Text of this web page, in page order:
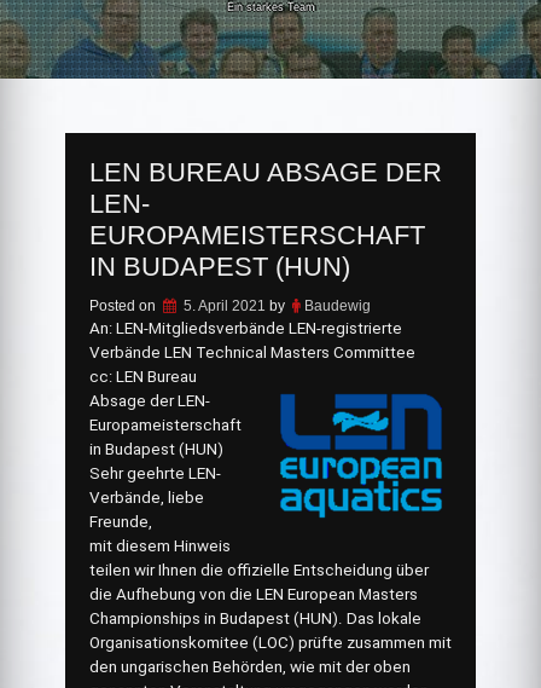
Ein starkes Team
LEN BUREAU ABSAGE DER
LEN-
EUROPAMEISTERSCHAFT
IN BUDAPEST (HUN)
Posted on 5. April 2021 by Baudewig
An: LEN-Mitgliedsverbände LEN-registrierte
Verbände LEN Technical Masters Committee
cc: LEN Bureau
Absage der LEN-
Europameisterschaft
in Budapest (HUN)
Sehr geehrte LEN-
Verbände, liebe
Freunde,
mit diesem Hinweis
teilen wir Ihnen die offizielle Entscheidung über
die Aufhebung von die LEN European Masters
Championships in Budapest (HUN). Das lokale
Organisationskomitee (LOC) prüfte zusammen mit
den ungarischen Behörden, wie mit der oben